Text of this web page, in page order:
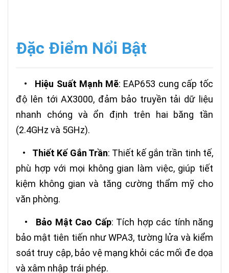
Đặc Điểm Nổi Bật
• Hiệu Suất Mạnh Mẽ: EAP653 cung cấp tốc
độ lên tới AX3000, đảm bảo truyền tải dữ liệu
nhanh chóng và ổn định trên hai băng tần
(2.4GHz và 5GHz).
• Thiết Kế Gắn Trần: Thiết kế gắn trần tinh tế,
phù hợp với mọi không gian làm việc, giúp tiết
kiệm không gian và tăng cường thẩm mỹ cho
văn phòng.
• Bảo Mật Cao Cấp: Tích hợp các tính năng
bảo mật tiên tiến như WPA3, tường lửa và kiểm
soát truy cập, bảo vệ mạng khỏi các mối đe dọa
và xâm nhập trái phép.